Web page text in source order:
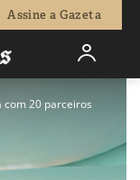
Assine a Gazeta
com 20 parceiros